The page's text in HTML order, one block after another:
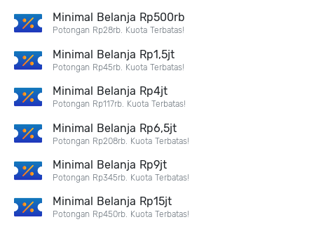
Minimal Belanja Rp500rb
Potongan Rp28rb. Kuota Terbatas!
Minimal Belanja Rp1,5jt
Potongan Rp45rb. Kuota Terbatas!
Minimal Belanja Rp4jt
Potongan Rp117rb. Kuota Terbatas!
Minimal Belanja Rp6,5jt
Potongan Rp208rb. Kuota Terbatas!
Minimal Belanja Rp9jt
Potongan Rp345rb. Kuota Terbatas!
Minimal Belanja Rp15jt
Potongan Rp450rb. Kuota Terbatas!